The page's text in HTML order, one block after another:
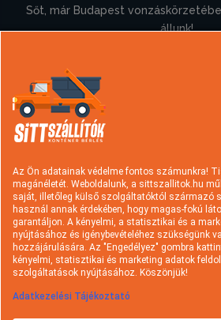
Sőt, már Budapest
állunk!
Konténer rendelés
Típusok és árak
Szolgáltatások
Hasznos információk
Gyakori kérdések
Kapcsolat
Az Ön adatainak védelme fontos számunkra!
magánéletét. Weboldalunk, a sittszallitok.hu
saját, illetőleg külső szolgáltatóktól származó
használ annak érdekében, hogy magas-fokú
garantáljon. A kényelmi, a statisztikai és a
nyújtásához és igénybevételéhez szükségünk
hozzájárulására. Az "Engedélyez" gombra
kényelmi, statisztikai és marketing adatok
szolgáltatások nyújtásához. Köszönjük!
Adatkezelési Tájékoztató